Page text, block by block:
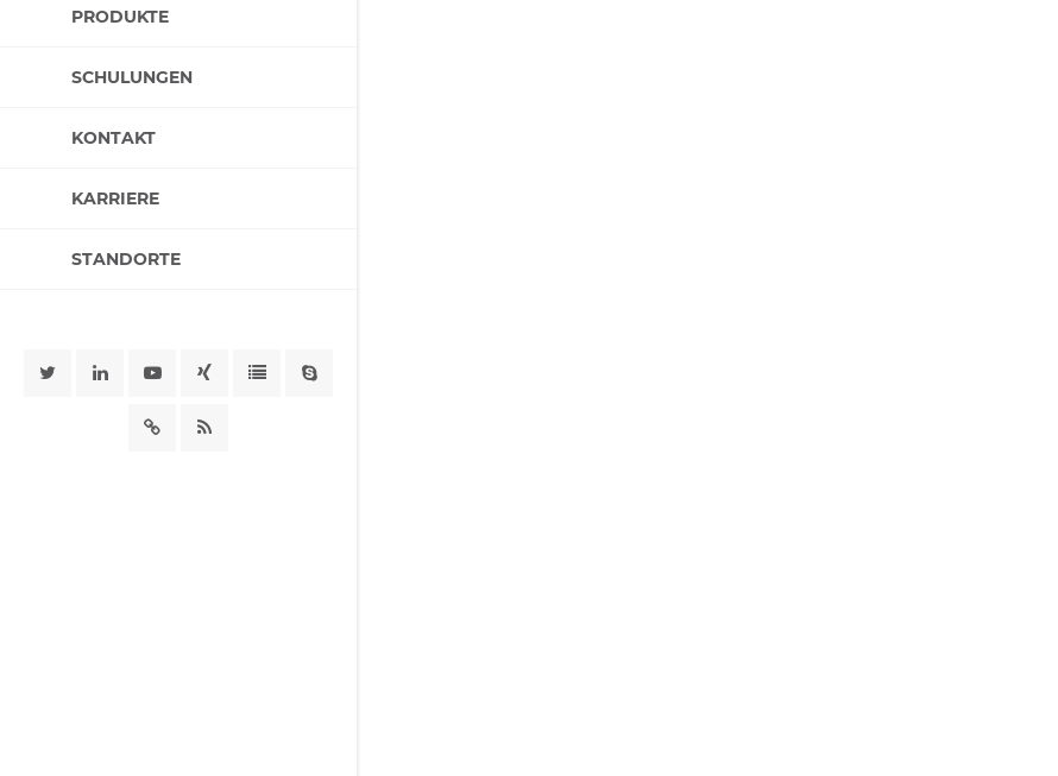
PRODUKTE
SCHULUNGEN
KONTAKT
KARRIERE
STANDORTE